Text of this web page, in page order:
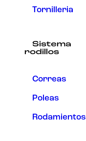
Tornilleria
Sistema
rodillos
Correas
Poleas
Rodamientos